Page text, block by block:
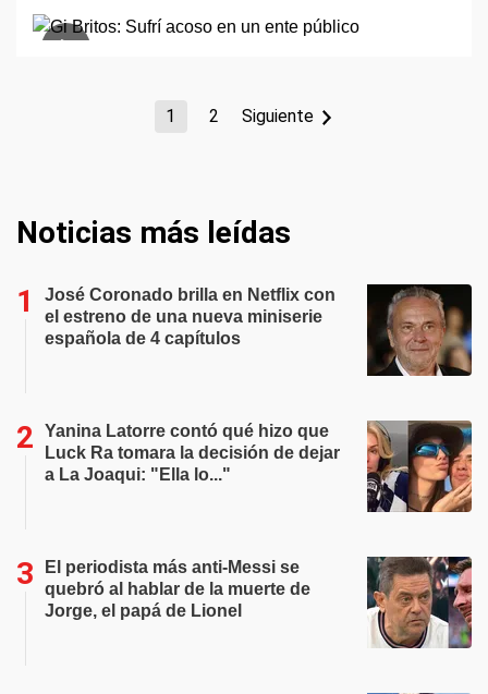
1 2 Siguiente
Noticias más leídas
José Coronado brilla en Netflix con
el estreno de una nueva miniserie
española de 4 capítulos
Yanina Latorre contó qué hizo que
Luck Ra tomara la decisión de dejar
a La Joaqui: "Ella lo..."
El periodista más anti-Messi se
quebró al hablar de la muerte de
Jorge, el papá de Lionel